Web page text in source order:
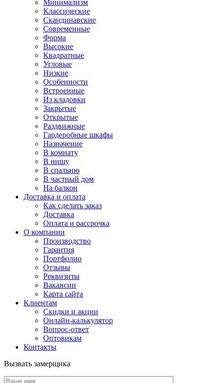
Минимализм
Классические
Скандинавские
Современные
Форма
Высокие
Квадратные
Угловые
Низкие
Особенности
Встроенные
Из кладовки
Закрытые
Открытые
Раздвижные
Гардеробные шкафы
Назначение
В комнату
В нишу
В спальню
В частный дом
На балкон
Доставка и оплата
Как сделать заказ
Доставка
Оплата и рассрочка
О компании
Производство
Гарантия
Портфолио
Отзывы
Реквизиты
Вакансии
Карта сайта
Клиентам
Скидки и акции
Онлайн-калькулятор
Вопрос-ответ
Оптовикам
Контакты
Вызвать замерщика